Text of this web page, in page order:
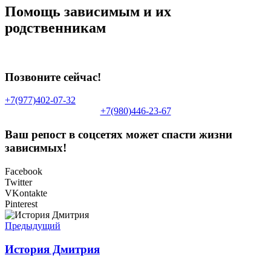
Помощь зависимым и их
родственникам
Позвоните сейчас!
+7(977)402-07-32
+7(980)446-23-67
Ваш репост в соцсетях может спасти жизни
зависимых!
Facebook
Twitter
VKontakte
Pinterest
Предыдущий
История Дмитрия